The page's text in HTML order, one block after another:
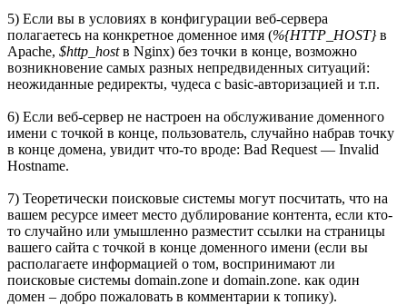
5) Если вы в условиях в конфигурации веб-сервера
полагаетесь на конкретное доменное имя (%{HTTP_HOST}в
Apache, $http_hostв Nginx) без точки в конце, возможно
возникновение самых разных непредвиденных ситуаций:
неожиданные редиректы, чудеса с basic-авторизацией и т.п.
6) Если веб-сервер не настроен на обслуживание доменного
имени с точкой в конце, пользователь, случайно набрав точку
в конце домена, увидит что-то вроде: Bad Request — Invalid
Hostname.
7) Теоретически поисковые системы могут посчитать, что на
вашем ресурсе имеет место дублирование контента, если кто-
то случайно или умышленно разместит ссылки на страницы
вашего сайта с точкой в конце доменного имени (если вы
располагаете информацией о том, воспринимают ли
поисковые системы domain.zone и domain.zone. как один
домен – добро пожаловать в комментарии к топику).